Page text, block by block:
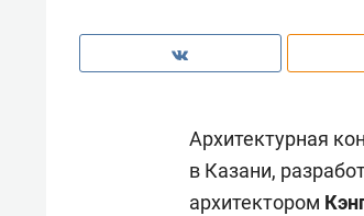
Архитектурная
в Казани,
архитектором